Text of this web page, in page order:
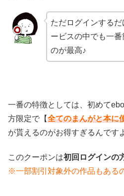
ただログインする
ービスの中でも一
のが最高♪
一番の特徴としては、初めて
方限定で【全てのまんがと本に
が貰えるのがお得すぎるんです
このクーポンは初回ログインの
※一部割引対象外の作品もある